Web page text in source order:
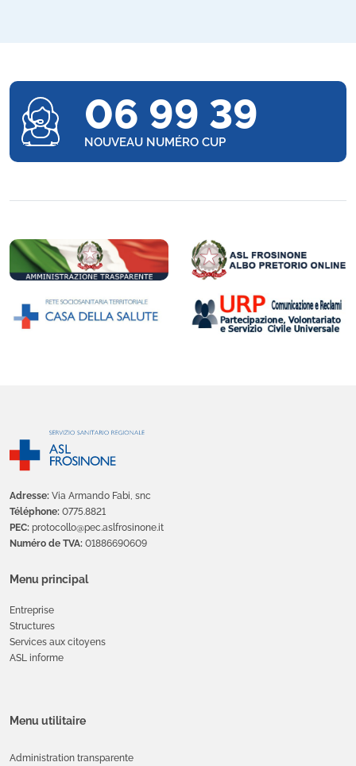
06 99 39
NOUVEAU NUMÉRO CUP
Adresse: Via Armando Fabi, snc
Téléphone: 0775.8821
PEC: protocollo@pec.aslfrosinone.it
Numéro de TVA: 01886690609
Menu principal
Entreprise
Structures
Services aux citoyens
ASL informe
Menu utilitaire
Administration transparente